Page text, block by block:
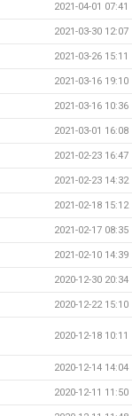
2021-04-01 07:41
2021-03-30 12:07
2021-03-26 15:11
2021-03-16 19:10
2021-03-16 10:36
2021-03-01 16:08
2021-02-23 16:47
2021-02-23 14:32
2021-02-18 15:12
2021-02-17 08:35
2021-02-10 14:39
2020-12-30 20:34
2020-12-22 15:10
2020-12-18 10:11
2020-12-14 14:04
2020-12-11 11:50